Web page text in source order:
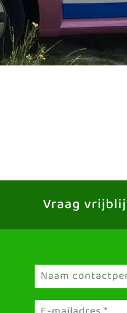
Vraag